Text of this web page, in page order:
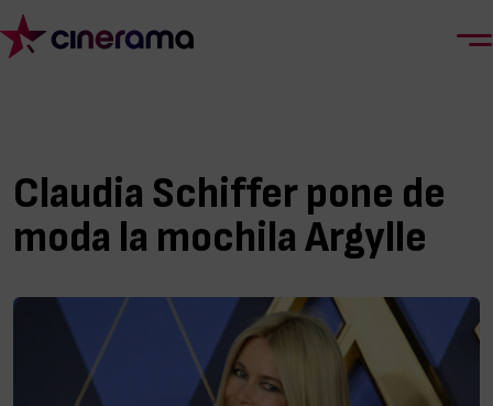
Claudia Schiffer pone de
moda la mochila Argylle